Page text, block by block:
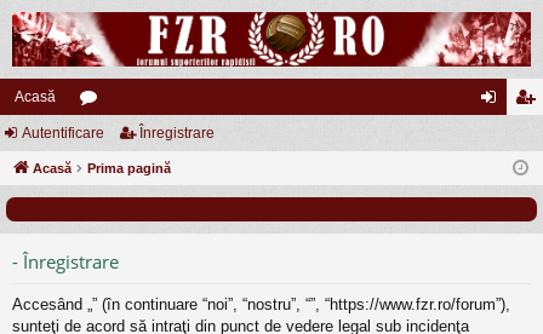
Acasă
or
u eg
Autentificare Înregistrare
Acasă Prima pagină
- Înregistrare
Accesând „” (în continuare “noi”, “nostru”, “”, “https://www.fzr.ro/forum”),
sunteţi de acord să intraţi din punct de vedere legal sub incidenţa